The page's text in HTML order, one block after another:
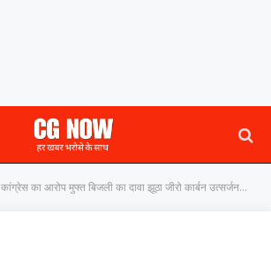
कांग्रेस का आरोप मुफ्त बिजली का दावा झूठा जीरो कार्बन उत्सर्जन केवल कागजी